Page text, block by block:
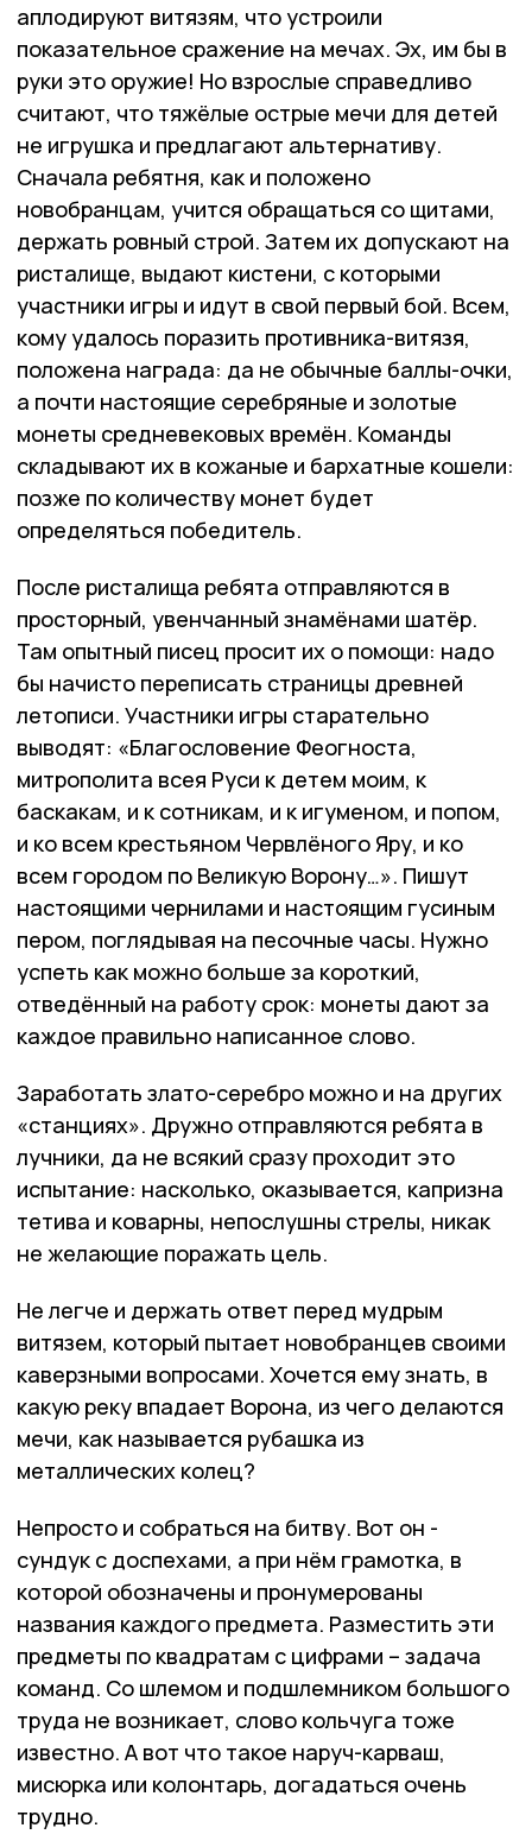
аплодируют витязям, что устроили
показательное сражение на мечах. Эх, им бы в
руки это оружие! Но взрослые справедливо
считают, что тяжёлые острые мечи для детей
не игрушка и предлагают альтернативу.
Сначала ребятня, как и положено
новобранцам, учится обращаться со щитами,
держать ровный строй. Затем их допускают на
ристалище, выдают кистени, с которыми
участники игры и идут в свой первый бой. Всем,
кому удалось поразить противника-витязя,
положена награда: да не обычные баллы-очки,
а почти настоящие серебряные и золотые
монеты средневековых времён. Команды
складывают их в кожаные и бархатные кошели:
позже по количеству монет будет
определяться победитель.
После ристалища ребята отправляются в
просторный, увенчанный знамёнами шатёр.
Там опытный писец просит их о помощи: надо
бы начисто переписать страницы древней
летописи. Участники игры старательно
выводят: «Благословение Феогноста,
митрополита всея Руси к детем моим, к
баскакам, и к сотникам, и к игуменом, и попом,
и ко всем крестьяном Червлёного Яру, и ко
всем городом по Великую Ворону…». Пишут
настоящими чернилами и настоящим гусиным
пером, поглядывая на песочные часы. Нужно
успеть как можно больше за короткий,
отведённый на работу срок: монеты дают за
каждое правильно написанное слово.
Заработать злато-серебро можно и на других
«станциях». Дружно отправляются ребята в
лучники, да не всякий сразу проходит это
испытание: насколько, оказывается, капризна
тетива и коварны, непослушны стрелы, никак
не желающие поражать цель.
Не легче и держать ответ перед мудрым
витязем, который пытает новобранцев своими
каверзными вопросами. Хочется ему знать, в
какую реку впадает Ворона, из чего делаются
мечи, как называется рубашка из
металлических колец?
Непросто и собраться на битву. Вот он -
сундук с доспехами, а при нём грамотка, в
которой обозначены и пронумерованы
названия каждого предмета. Разместить эти
предметы по квадратам с цифрами – задача
команд. Со шлемом и подшлемником большого
труда не возникает, слово кольчуга тоже
известно. А вот что такое наруч-карваш,
мисюрка или колонтарь, догадаться очень
трудно.